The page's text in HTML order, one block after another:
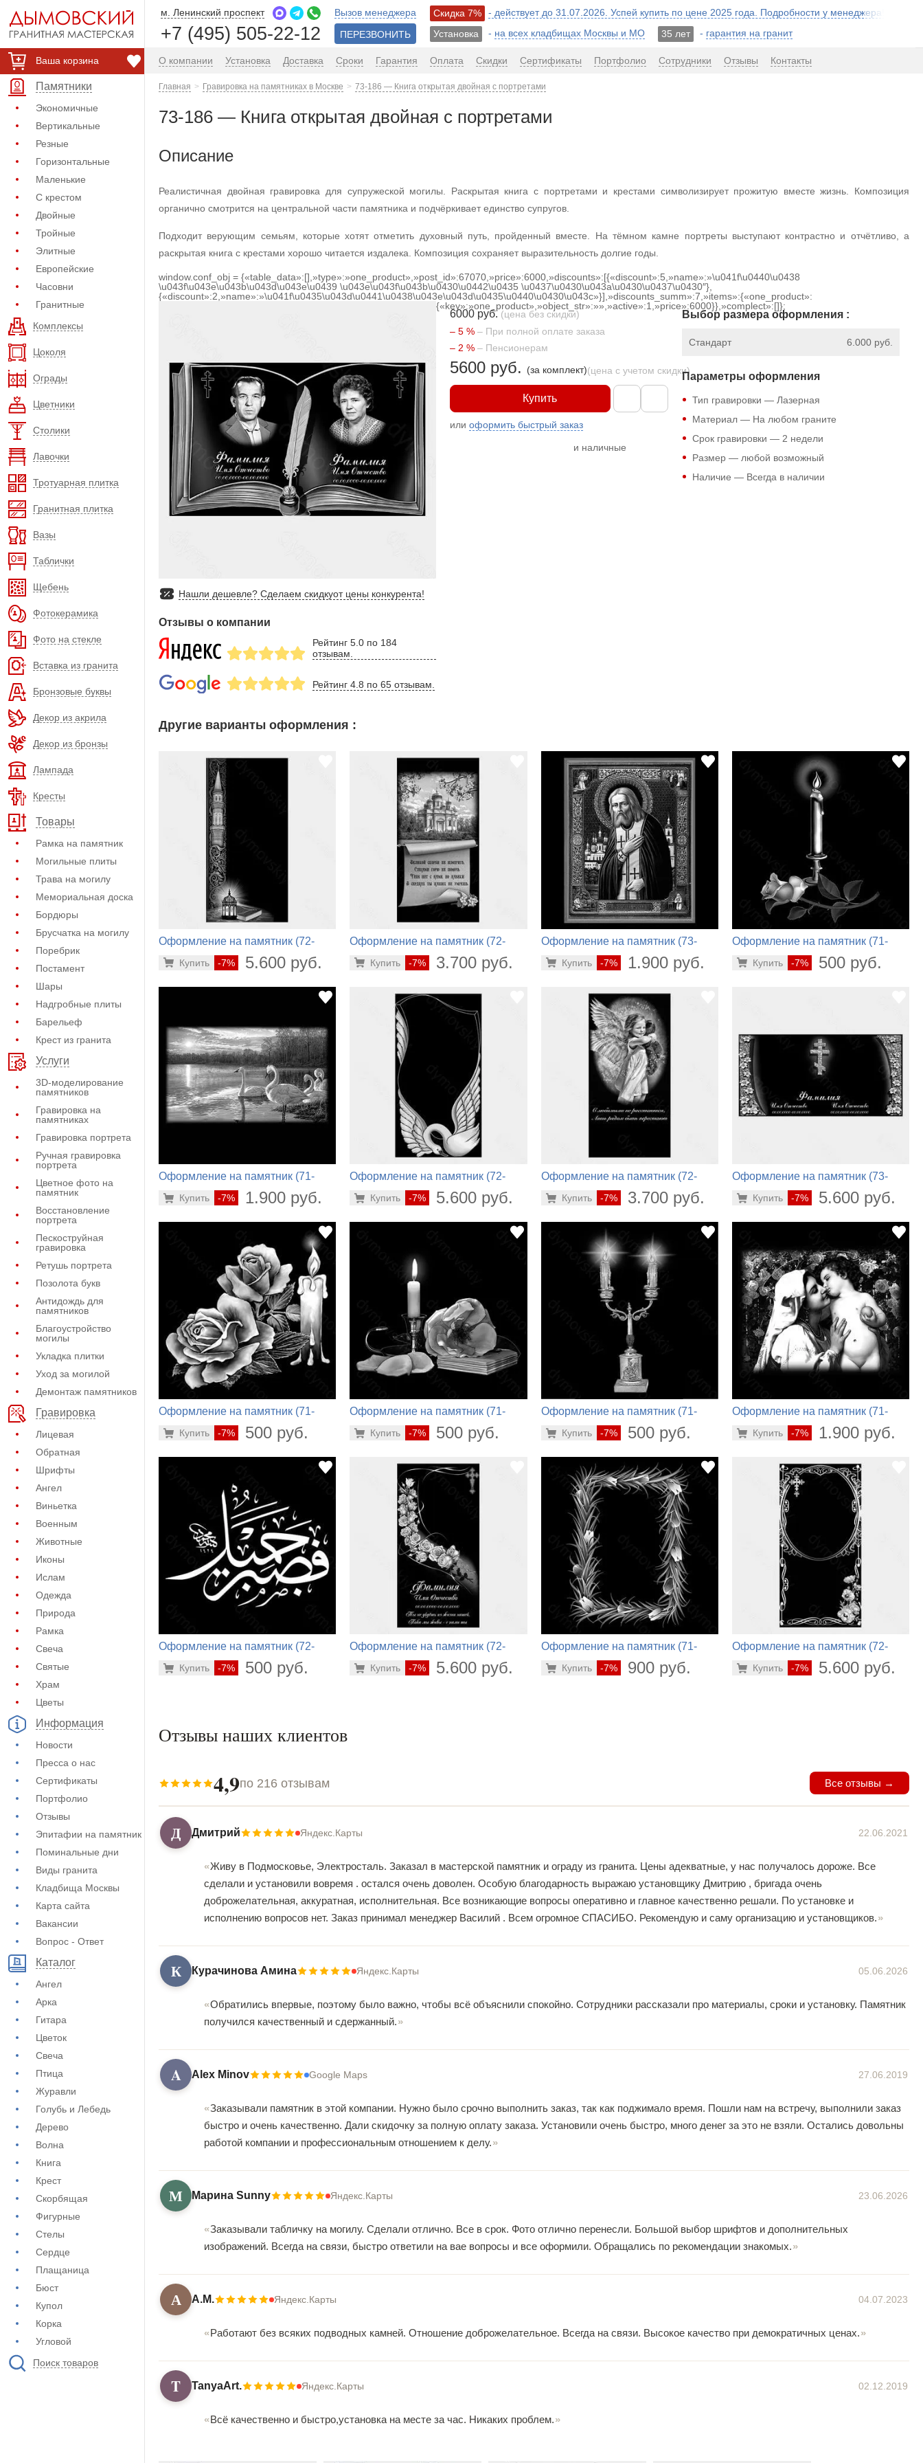
Ваша корзина
Памятники
Экономичные
Вертикальные
Резные
Горизонтальные
Маленькие
С крестом
Двойные
Тройные
Элитные
Европейские
Часовни
Гранитные
Комплексы
Цоколя
Ограды
Цветники
Столики
Лавочки
Тротуарная плитка
Гранитная плитка
Вазы
Таблички
Щебень
Фотокерамика
Фото на стекле
Вставка из гранита
Бронзовые буквы
Декор из акрила
Декор из бронзы
Лампада
Кресты
Товары
Рамка на памятник
Могильные плиты
Трава на могилу
Мемориальная доска
Бордюры
Брусчатка на могилу
Поребрик
Постамент
Шары
Надгробные плиты
Барельеф
Крест из гранита
Услуги
3D-моделирование
памятников
Гравировка на
памятниках
Гравировка портрета
Ручная гравировка
портрета
Цветное фото на
памятник
Восстановление
портрета
Пескоструйная
гравировка
Ретушь портрета
Позолота букв
Антидождь для
памятников
Благоустройство
могилы
Укладка плитки
Уход за могилой
Демонтаж памятников
Гравировка
Лицевая
Обратная
Шрифты
Ангел
Виньетка
Военным
Животные
Иконы
Ислам
Одежда
Природа
Рамка
Свеча
Святые
Храм
Цветы
Информация
Новости
Пресса о нас
Сертификаты
Портфолио
Отзывы
Эпитафии на памятник
Поминальные дни
Виды гранита
Кладбища Москвы
Карта сайта
Вакансии
Вопрос - Ответ
Каталог
Ангел
Арка
Гитара
Цветок
Свеча
Птица
Журавли
Голубь и Лебедь
Дерево
Волна
Книга
Крест
Скорбящая
Фигурные
Стелы
Сердце
Плащаница
Бюст
Купол
Корка
Угловой
Поиск товаров
м. Ленинский проспект
+7 (495) 505-22-12
Вызов менеджера
ПЕРЕЗВОНИТЬ
Скидка 7%
- действует до 31.07.2026. Успей купить по цене 2025 года. Подробности у менеджера!
Установка
- на всех кладбищах Москвы и МО 35 лет - гарантия на гранит
О компании Установка Доставка Сроки Гарантия Оплата Скидки Сертификаты Портфолио Сотрудники Отзывы Контакты
Главная Гравировка на памятниках в Москве 73-186 — Книга открытая двойная с портретами
73-186 — Книга открытая двойная с портретами
Описание
Реалистичная двойная гравировка для супружеской могилы. Раскрытая книга с портретами и крестами символизирует прожитую вместе жизнь. Композиция
органично смотрится на центральной части памятника и подчёркивает единство супругов.
Подходит верующим семьям, которые хотят отметить духовный путь, пройденный вместе. На тёмном камне портреты выступают контрастно и отчётливо, а
раскрытая книга с крестами хорошо читается издалека. Композиция сохраняет выразительность долгие годы.
window.conf_obj = {«table_data»:[],»type»:»one_product»,»post_id»:67070,»price»:6000,»discounts»:[{«discount»:5,»name»:»\u041f\u0440\u0438
\u043f\u043e\u043b\u043d\u043e\u0439 \u043e\u043f\u043b\u0430\u0442\u0435 \u0437\u0430\u043a\u0430\u0437\u0430″},
{«discount»:2,»name»:»\u041f\u0435\u043d\u0441\u0438\u043e\u043d\u0435\u0440\u0430\u043c»}],»discounts_summ»:7,»items»:{«one_product»:
{«key»:»one_product»,»object_str»:»»,»active»:1,»price»:6000}},»complect»:[]};
Нашли дешевле? Сделаем скидкуот цены конкурента!
Отзывы о компании
Рейтинг 5.0 по 184
отзывам.
Рейтинг 4.8 по 65 отзывам.
6000 руб. (цена без скидки)
– 5 % – При полной оплате заказа
– 2 % – Пенсионерам
5600 руб. (за комплект)(цена с учетом скидки)
Купить
илиоформить быстрый заказ
и наличные
Выбор размера оформления :
6.000 руб.
Стандарт
Параметры оформления
Тип гравировки — Лазерная
Материал — На любом граните
Срок гравировки — 2 недели
Размер — любой возможный
Наличие — Всегда в наличии
Другие варианты оформления :
Оформление на памятник (72-
-7% 5.600 руб.
Купить
Оформление на памятник (72-
-7% 3.700 руб.
Купить
Оформление на памятник (73-
-7% 1.900 руб.
Купить
Оформление на памятник (71-
-7% 500 руб.
Купить
Оформление на памятник (71-
-7% 1.900 руб.
Купить
Оформление на памятник (72-
-7% 5.600 руб.
Купить
Оформление на памятник (72-
-7% 3.700 руб.
Купить
Оформление на памятник (73-
-7% 5.600 руб.
Купить
Оформление на памятник (71-
-7% 500 руб.
Купить
Оформление на памятник (71-
-7% 500 руб.
Купить
Оформление на памятник (71-
-7% 500 руб.
Купить
Оформление на памятник (71-
-7% 1.900 руб.
Купить
Оформление на памятник (72-
-7% 500 руб.
Купить
Оформление на памятник (72-
-7% 5.600 руб.
Купить
Оформление на памятник (71-
-7% 900 руб.
Купить
Оформление на памятник (72-
-7% 5.600 руб.
Купить
Отзывы наших клиентов
4,9по 216 отзывам Все отзывы →
Д Дмитрий Яндекс.Карты 22.06.2021
Живу в Подмосковье, Электросталь. Заказал в мастерской памятник и ограду из гранита. Цены адекватные, у нас получалось дороже. Все
сделали и установили вовремя . остался очень доволен. Особую благодарность выражаю установщику Дмитрию , бригада очень
доброжелательная, аккуратная, исполнительная. Все возникающие вопросы оперативно и главное качественно решали. По установке и
исполнению вопросов нет. Заказ принимал менеджер Василий . Всем огромное СПАСИБО. Рекомендую и саму организацию и установщиков.
К Курачинова Амина Яндекс.Карты 05.06.2026
Обратились впервые, поэтому было важно, чтобы всё объяснили спокойно. Сотрудники рассказали про материалы, сроки и установку. Памятник
получился качественный и сдержанный.
A Alex Minov Google Maps 27.06.2019
Заказывали памятник в этой компании. Нужно было срочно выполнить заказ, так как поджимало время. Пошли нам на встречу, выполнили заказ
быстро и очень качественно. Дали скидочку за полную оплату заказа. Установили очень быстро, много денег за это не взяли. Остались довольны
работой компании и профессиональным отношением к делу.
М Марина Sunny Яндекс.Карты 23.06.2026
Заказывали табличку на могилу. Сделали отлично. Все в срок. Фото отлично перенесли. Большой выбор шрифтов и дополнительных
изображений. Всегда на связи, быстро ответили на вае вопросы и все оформили. Обращались по рекомендации знакомых.
А А.М. Яндекс.Карты 04.07.2023
Работают без всяких подводных камней. Отношение доброжелательное. Всегда на связи. Высокое качество при демократичных ценах.
T TanyaArt. Яндекс.Карты 02.12.2019
Всё качественно и быстро,установка на месте за час. Никаких проблем.